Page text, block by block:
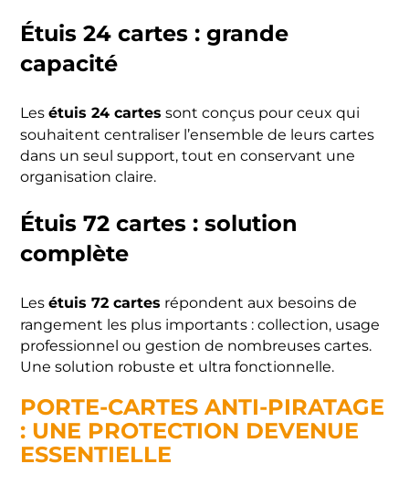
Étuis 24 cartes : grande
capacité
Lesétuis 24 cartes sont conçus pour ceux qui
souhaitent centraliser l’ensemble de leurs cartes
dans un seul support, tout en conservant une
organisation claire.
Étuis 72 cartes : solution
complète
Lesétuis 72 cartes répondent aux besoins de
rangement les plus importants : collection, usage
professionnel ou gestion de nombreuses cartes.
Une solution robuste et ultra fonctionnelle.
PORTE-CARTES ANTI-PIRATAGE
: UNE PROTECTION DEVENUE
ESSENTIELLE